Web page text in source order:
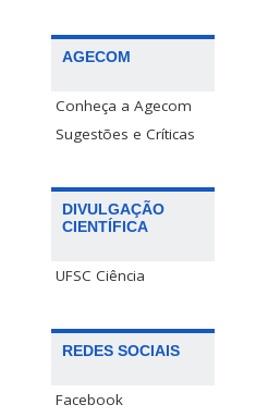
AGECOM
Conheça a Agecom
Sugestões e Críticas
DIVULGAÇÃO
CIENTÍFICA
UFSC Ciência
REDES SOCIAIS
Facebook